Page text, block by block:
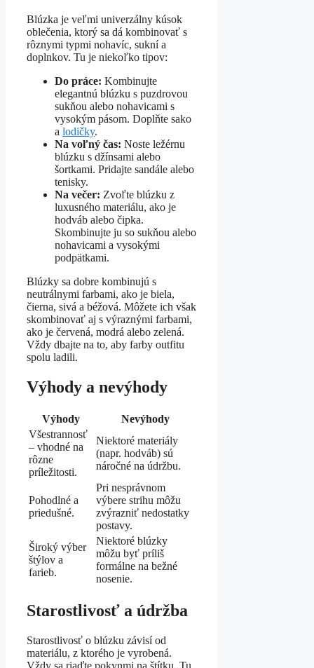
Blúzka je veľmi univerzálny kúsok
oblečenia, ktorý sa dá kombinovať s
rôznymi typmi nohavíc, sukní a
doplnkov. Tu je niekoľko tipov:
Do práce: Kombinujte
elegantnú blúzku s puzdrovou
sukňou alebo nohavicami s
vysokým pásom. Doplňte sako
a lodičky.
Na voľný čas: Noste ležérnu
blúzku s džínsami alebo
šortkami. Pridajte sandále alebo
tenisky.
Na večer: Zvoľte blúzku z
luxusného materiálu, ako je
hodváb alebo čipka.
Skombinujte ju so sukňou alebo
nohavicami a vysokými
podpätkami.
Blúzky sa dobre kombinujú s
neutrálnymi farbami, ako je biela,
čierna, sivá a béžová. Môžete ich však
skombinovať aj s výraznými farbami,
ako je červená, modrá alebo zelená.
Vždy dbajte na to, aby farby outfitu
spolu ladili.
Výhody a nevýhody
Výhody
Nevýhody
Všestrannosť
– vhodné na
rôzne
príležitosti.
Niektoré materiály
(napr. hodváb) sú
náročné na údržbu.
Pohodlné a
priedušné.
Pri nesprávnom
výbere strihu môžu
zvýrazniť nedostatky
postavy.
Široký výber
štýlov a
farieb.
Niektoré blúzky
môžu byť príliš
formálne na bežné
nosenie.
Starostlivosť a údržba
Starostlivosť o blúzku závisí od
materiálu, z ktorého je vyrobená.
Vždy sa riaďte pokynmi na štítku. Tu